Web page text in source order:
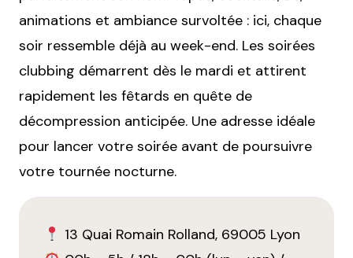
animations et ambiance survoltée : ici, chaque
soir ressemble déjà au week-end. Les soirées
clubbing démarrent dès le mardi et attirent
rapidement les fêtards en quête de
décompression anticipée. Une adresse idéale
pour lancer votre soirée avant de poursuivre
votre tournée nocturne.
13 Quai Romain Rolland, 69005 Lyon